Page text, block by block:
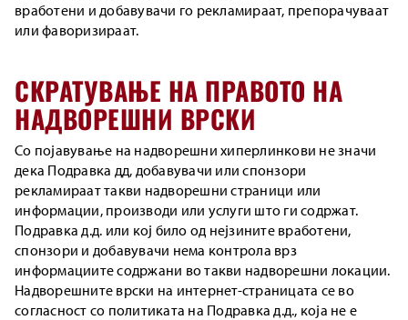
вработени и добавувачи го рекламираат, препорачуваат
или фаворизираат.
СКРАТУВАЊЕ НА ПРАВОТО НА
НАДВОРЕШНИ ВРСКИ
Со појавување на надворешни хиперлинкови не значи
дека Подравка дд, добавувачи или спонзори
рекламираат такви надворешни страници или
информации, производи или услуги што ги содржат.
Подравка д.д. или кој било од нејзините вработени,
спонзори и добавувачи нема контрола врз
информациите содржани во такви надворешни локации.
Надворешните врски на интернет-страницата се во
согласност со политиката на Подравка д.д., која не е